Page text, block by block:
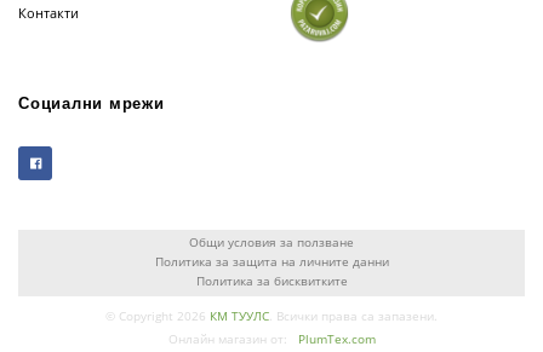
Контакти
Социални мрежи
Общи условия за ползване
Политика за защита на личните данни
Политика за бисквитките
© Copyright 2026 КМ ТУУЛС. Всички права са запазени.
Онлайн магазин от:
PlumTex.com